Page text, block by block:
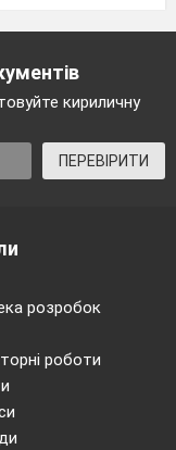
кириличну
ПЕРЕВІРИТИ
розробок
роботи